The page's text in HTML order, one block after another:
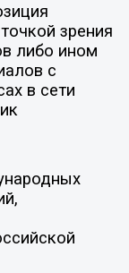
зрения
либо ином
с
в сети